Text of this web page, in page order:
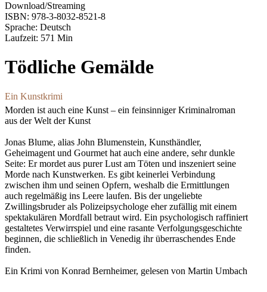
Download/Streaming
ISBN: 978-3-8032-8521-8
Sprache: Deutsch
Laufzeit: 571 Min
Tödliche Gemälde
Ein Kunstkrimi
Morden ist auch eine Kunst – ein feinsinniger Kriminalroman
aus der Welt der Kunst
Jonas Blume, alias John Blumenstein, Kunsthändler,
Geheimagent und Gourmet hat auch eine andere, sehr dunkle
Seite: Er mordet aus purer Lust am Töten und inszeniert seine
Morde nach Kunstwerken. Es gibt keinerlei Verbindung
zwischen ihm und seinen Opfern, weshalb die Ermittlungen
auch regelmäßig ins Leere laufen. Bis der ungeliebte
Zwillingsbruder als Polizeipsychologe eher zufällig mit einem
spektakulären Mordfall betraut wird. Ein psychologisch raffiniert
gestaltetes Verwirrspiel und eine rasante Verfolgungsgeschichte
beginnen, die schließlich in Venedig ihr überraschendes Ende
finden.
Ein Krimi von Konrad Bernheimer, gelesen von Martin Umbach